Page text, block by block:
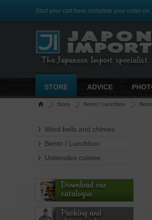
Start your cart here complete your order on
The Japanese Import specialist
STORE ADVICE
Store Bento / Lunchbox
Wind bells and chimes
Bento / Lunchbox
Ustensiles cuisine
Download our
catalogue
Packing and